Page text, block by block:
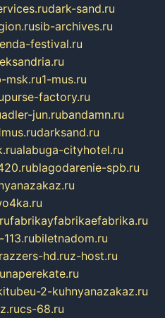
dark-sand.ru
sib-archives.ru
festival.ru
msk.ru1-mus.ru
purse-factory.ru
adler-jun.rubandamn.ru
darksand.ru
alabuga-cityhotel.ru
blagodarenie-spb.ru
fabrikayfabrikaefabrika.ru
biletnadom.ru
hd.ruz-host.ru
naperekate.ru
2-kuhnyanazakaz.ru
cs-68.ru